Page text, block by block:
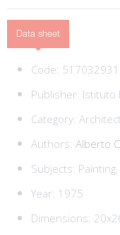
Data sheet
Code:
Publisher: Istituto
Category:
Authors: Alberto
Subjects: Painting,
Year: 1975
Dimensions: